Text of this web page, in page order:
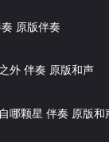
原版伴奏
外 伴奏 原版和声
哪颗星 伴奏 原版和